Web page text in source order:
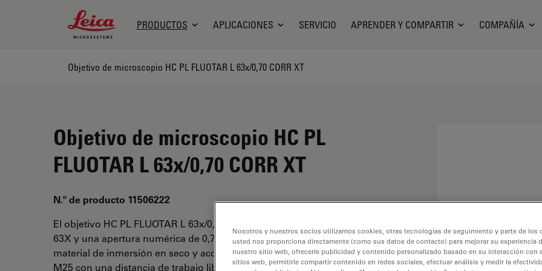
Leica Microsystems Logo
PRODUCTOS APLICACIONES SERVICIO APRENDER Y COMPARTIR COMPAÑÍA
Objetivo de microscopio HC PL FLUOTAR L 63x/0,70 CORR XT
Objetivo de microscopio HC PL
FLUOTAR L 63x/0,70 CORR XT
N.º de producto 11506222
El objetivo HC PL FLUOTAR L 63x/0,70 CORR XT tiene un aumento de
63X y una apertura numérica de 0,7mm. Para uso en entornos de
material de inmersión en seco y acoplado con una rosca de objetivo de
M25 con una distancia de trabajo libre de 2,6-1,8 mm y un FN de 25.
Nosotros y nuestros socios utilizamos cookies, otras tecnologías de seguimiento y parte de los
usted nos proporciona directamente (como sus datos de contacto) para mejorar su experiencia
nuestro sitio web, ofrecerle publicidad y contenido personalizado basado en su interacción con
sitios web, permitirle compartir contenido en redes sociales, efectuar análisis y medir la